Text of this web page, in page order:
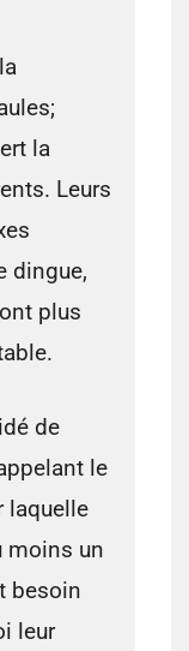
la
Leurs
dingue,
plus
de
le
laquelle
moins un
besoin
leur